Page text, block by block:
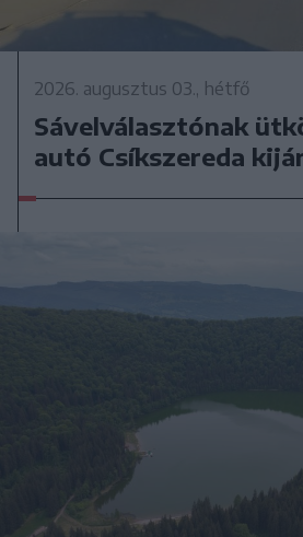
2026. augusztus 03., hétfő
Sávelválasztónak
autó Csíkszereda